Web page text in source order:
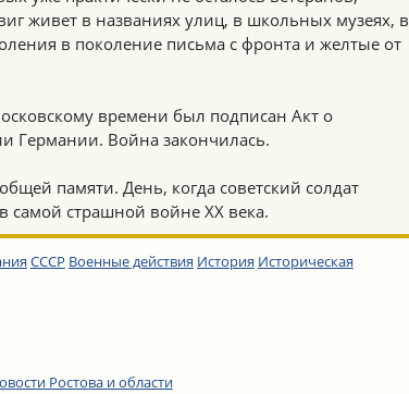
живет в названиях улиц, в школьных музеях, в
в поколение письма с фронта и желтые от
времени был подписан Акт о
Германии. Война закончилась.
памяти. День, когда советский солдат
самой страшной войне XX века.
СССР Военные действия История Историческая
Ростова и области